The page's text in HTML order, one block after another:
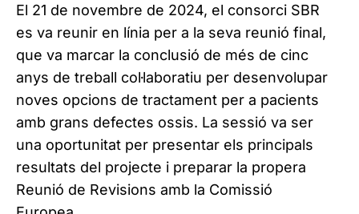
El 21 de novembre de 2024, el consorci SBR
es va reunir en línia per a la seva reunió final,
que va marcar la conclusió de més de cinc
anys de treball col·laboratiu per desenvolupar
noves opcions de tractament per a pacients
amb grans defectes ossis. La sessió va ser
una oportunitat per presentar els principals
resultats del projecte i preparar la propera
Reunió de Revisions amb la Comissió